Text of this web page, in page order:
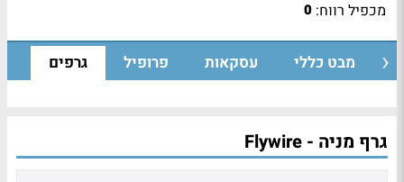
מכפיל רווח: 0
מבט כללי עסקאות פרופיל גרפים
גרף מניה - Flywire